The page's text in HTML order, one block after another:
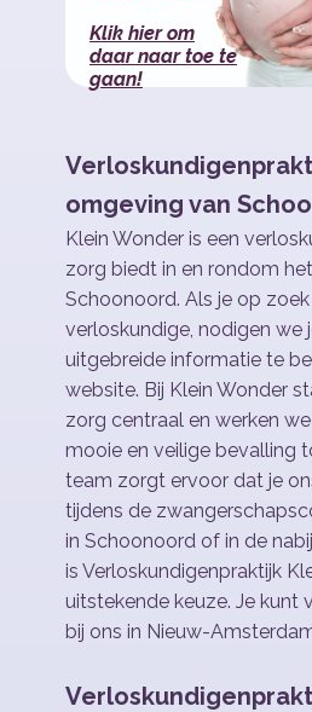
Klik hier om
daar naar toe te
gaan!
omgeving van
Klein Wonder is een
zorg biedt in en rondom
Schoonoord. Als je op
verloskundige, nodigen we
uitgebreide informatie te
website. Bij Klein Wonder
zorg centraal en werken
mooie en veilige bevalling
team zorgt ervoor dat je
tijdens de
in Schoonoord of in de
is Verloskundigenpraktijk
uitstekende keuze. Je kunt
bij ons in Nieuw-